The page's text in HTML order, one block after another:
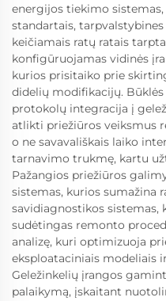
energijos tiekimo
standartais,
keičiamais ratų ratais
konfigūruojamas vidinės
kurios prisitaiko prie
didelių modifikacijų.
protokolų integracija į
atlikti priežiūros veiksmus
o ne savavališkais laiko
tarnavimo trukmę, kartu
Pažangios priežiūros
sistemas, kurios sumažina
savidiagnostikos sistemas,
sudėtingas remonto
analizę, kuri optimizuoja
eksploataciniais modeliais
Geležinkelių įrangos
palaikymą, įskaitant